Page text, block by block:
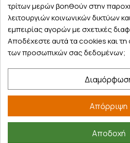
Εξυπηρέτηση πελατών
Λογαριασμός
Τρόποι παραγγελίας
Έξοδα αποστολής
Επιστροφές προϊοντων
τρίτων μερών βοηθούν στην
λειτουργιών κοινωνικών δικτύων
εμπειρίας αγορών με σχετικές
Αποδέχεστε αυτά τα cookies και τη
των προσωπικών σας δεδομένων;
Απόρριψη
Αποδοχή